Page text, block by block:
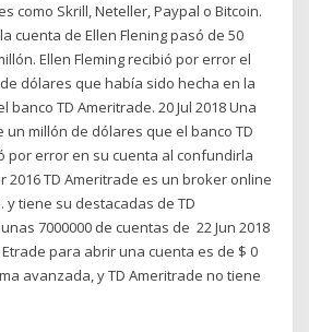
como Skrill, Neteller, Paypal o Bitcoin.
cuenta de Ellen Flening pasó de 50
Ellen Fleming recibió por error el
dólares que había sido hecha en la
banco TD Ameritrade. 20 Jul 2018 Una
millón de dólares que el banco TD
por error en su cuenta al confundirla
2016 TD Ameritrade es un broker online
y tiene su destacadas de TD
7000000 de cuentas de 22 Jun 2018
para abrir una cuenta es de $ 0
avanzada, y TD Ameritrade no tiene